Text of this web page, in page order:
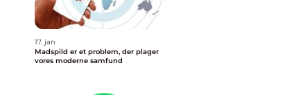
17. jan
Madspild er et problem, der plager
vores moderne samfund